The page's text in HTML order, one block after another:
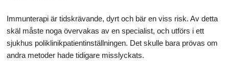
Immunterapi är tidskrävande, dyrt och bär en viss risk. Av detta
skäl måste noga övervakas av en specialist, och utförs i ett
sjukhus poliklinikpatientinställningen. Det skulle bara prövas om
andra metoder hade tidigare misslyckats.